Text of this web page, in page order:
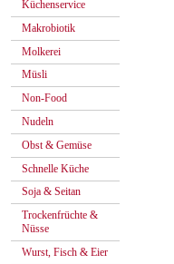
Küchenservice
Makrobiotik
Molkerei
Müsli
Non-Food
Nudeln
Obst & Gemüse
Schnelle Küche
Soja & Seitan
Trockenfrüchte &
Nüsse
Wurst, Fisch & Eier